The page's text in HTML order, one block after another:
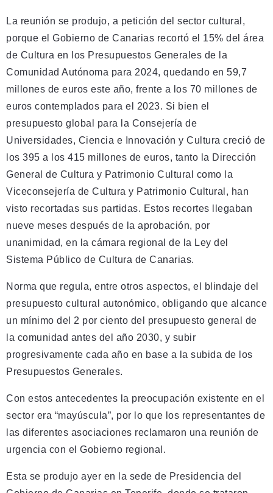
La reunión se produjo, a petición del sector cultural,
porque el Gobierno de Canarias recortó el 15% del área
de Cultura en los Presupuestos Generales de la
Comunidad Autónoma para 2024, quedando en 59,7
millones de euros este año, frente a los 70 millones de
euros contemplados para el 2023. Si bien el
presupuesto global para la Consejería de
Universidades, Ciencia e Innovación y Cultura creció de
los 395 a los 415 millones de euros, tanto la Dirección
General de Cultura y Patrimonio Cultural como la
Viceconsejería de Cultura y Patrimonio Cultural, han
visto recortadas sus partidas. Estos recortes llegaban
nueve meses después de la aprobación, por
unanimidad, en la cámara regional de la Ley del
Sistema Público de Cultura de Canarias.
Norma que regula, entre otros aspectos, el blindaje del
presupuesto cultural autonómico, obligando que alcance
un mínimo del 2 por ciento del presupuesto general de
la comunidad antes del año 2030, y subir
progresivamente cada año en base a la subida de los
Presupuestos Generales.
Con estos antecedentes la preocupación existente en el
sector era “mayúscula”, por lo que los representantes de
las diferentes asociaciones reclamaron una reunión de
urgencia con el Gobierno regional.
Esta se produjo ayer en la sede de Presidencia del